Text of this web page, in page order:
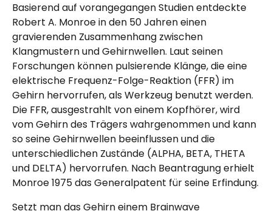
Basierend auf vorangegangen Studien entdeckte
Robert A. Monroe in den 50 Jahren einen
gravierenden Zusammenhang zwischen
Klangmustern und Gehirnwellen. Laut seinen
Forschungen können pulsierende Klänge, die eine
elektrische Frequenz-Folge-Reaktion (FFR) im
Gehirn hervorrufen, als Werkzeug benutzt werden.
Die FFR, ausgestrahlt von einem Kopfhörer, wird
vom Gehirn des Trägers wahrgenommen und kann
so seine Gehirnwellen beeinflussen und die
unterschiedlichen Zustände (ALPHA, BETA, THETA
und DELTA) hervorrufen. Nach Beantragung erhielt
Monroe 1975 das Generalpatent für seine Erfindung.
Setzt man das Gehirn einem Brainwave